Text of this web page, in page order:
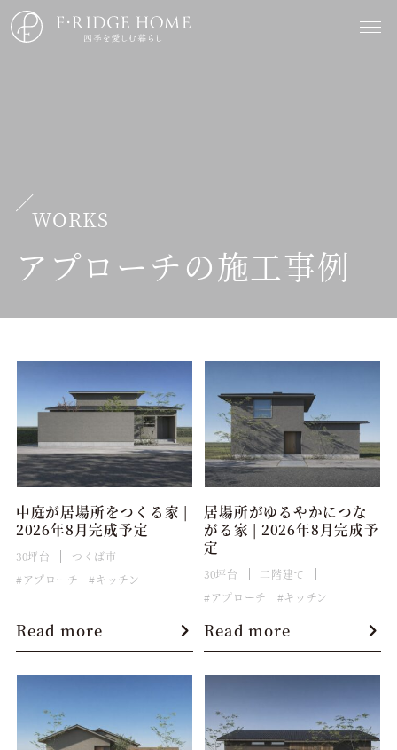
WORKS
アプローチの施工事例
中庭が居場所をつくる家 |
2026年8月完成予定
30坪台
つくば市
アプローチ
キッチン
Read more
居場所がゆるやかにつな
がる家 | 2026年8月完成予
定
30坪台
二階建て
アプローチ
キッチン
Read more